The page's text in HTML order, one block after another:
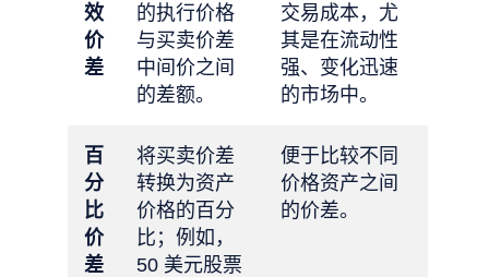
效
价
差
的执行价格
与买卖价差
中间价之间
的差额。
交易成本，尤
其是在流动性
强、变化迅速
的市场中。
百
分
比
价
差
将买卖价差
转换为资产
价格的百分
比；例如，
50 美元股票
便于比较不同
价格资产之间
的价差。